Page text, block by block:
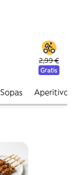
2,99 €
Gratis
Sopas Aperitivos